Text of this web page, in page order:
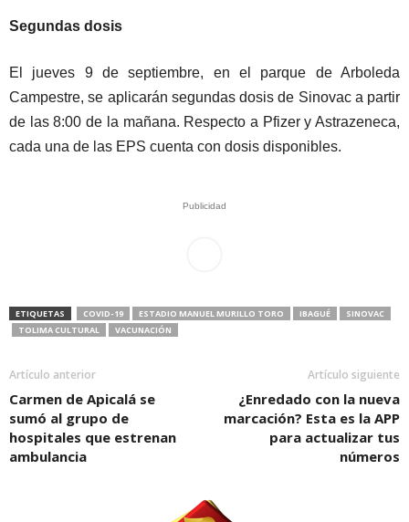
Segundas dosis
El jueves 9 de septiembre, en el parque de Arboleda
Campestre, se aplicarán segundas dosis de Sinovac a partir
de las 8:00 de la mañana. Respecto a Pfizer y Astrazeneca,
cada una de las EPS cuenta con dosis disponibles.
Publicidad
ETIQUETAS COVID-19 ESTADIO MANUEL MURILLO TORO IBAGUÉ
SINOVAC
TOLIMA CULTURAL
VACUNACIÓN
Artículo anterior
Carmen de Apicalá se
sumó al grupo de
hospitales que estrenan
ambulancia
Artículo siguiente
¿Enredado con la nueva
marcación? Esta es la APP
para actualizar tus
números